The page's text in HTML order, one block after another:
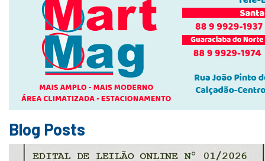
Blog Posts